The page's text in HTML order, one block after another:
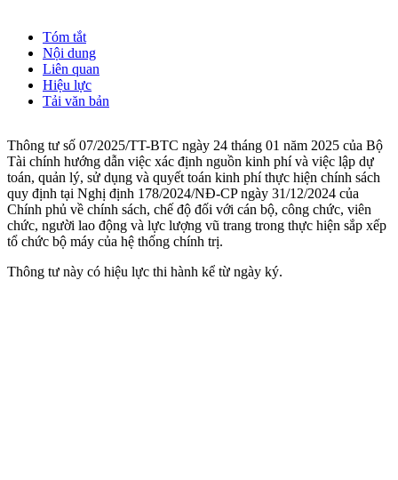
Tóm tắt
Nội dung
Liên quan
Hiệu lực
Tải văn bản
Thông tư số 07/2025/TT-BTC ngày 24 tháng 01 năm 2025 của Bộ
Tài chính hướng dẫn việc xác định nguồn kinh phí và việc lập dự
toán, quản lý, sử dụng và quyết toán kinh phí thực hiện chính sách
quy định tại Nghị định 178/2024/NĐ-CP ngày 31/12/2024 của
Chính phủ về chính sách, chế độ đối với cán bộ, công chức, viên
chức, người lao động và lực lượng vũ trang trong thực hiện sắp xếp
tổ chức bộ máy của hệ thống chính trị.
Thông tư này có hiệu lực thi hành kể từ ngày ký.